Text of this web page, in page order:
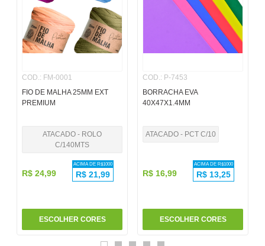
COD.: FM-0001
FIO DE MALHA 25MM EXT
PREMIUM
ATACADO - ROLO
C/140MTS
R$ 24,99
ACIMA DE R$1000
R$ 21,99
ESCOLHER CORES
COD.: P-7453
BORRACHA EVA
40X47X1.4MM
ATACADO - PCT C/10
R$ 16,99
ACIMA DE R$1000
R$ 13,25
ESCOLHER CORES
pincel
º papel
º barbante
10º pasta